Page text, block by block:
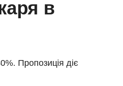
в
Пропозиція діє